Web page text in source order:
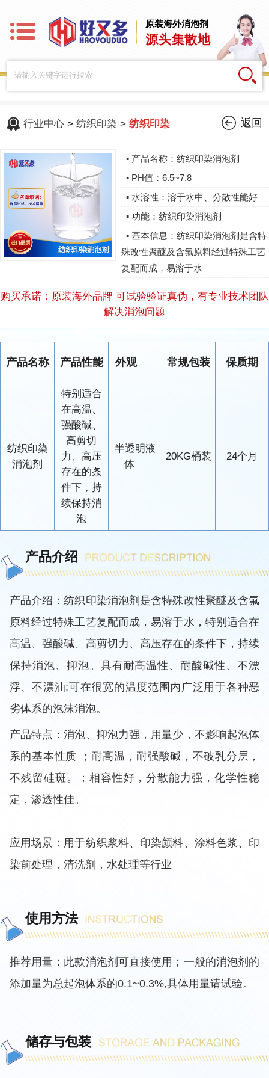
原装海外消泡剂
源头集散地
行业中心 >纺织印染 >纺织印染 返回
▪ 产品名称：纺织印染消泡剂
▪ PH值：6.5~7.8
▪ 水溶性：溶于水中、分散性能好
▪ 功能：纺织印染消泡剂
▪ 基本信息：纺织印染消泡剂是含特
殊改性聚醚及含氟原料经过特殊工艺
复配而成，易溶于水
购买承诺：原装海外品牌 可试验验证真伪，有专业技术团队
解决消泡问题
产品名称 产品性能 外观 常规包装 保质期
纺织印染
消泡剂
特别适合
在高温、
强酸碱、
高剪切
力、高压
存在的条
件下，持
续保持消
泡
半透明液
体
20KG桶装 24个月
产品介绍
产品介绍：纺织印染消泡剂是含特殊改性聚醚及含氟
原料经过特殊工艺复配而成，易溶于水，特别适合在
高温、强酸碱、高剪切力、高压存在的条件下，持续
保持消泡、抑泡。具有耐高温性、耐酸碱性、不漂
浮、不漂油;可在很宽的温度范围内广泛用于各种恶
劣体系的泡沫消泡。
产品特点：消泡、抑泡力强，用量少，不影响起泡体
系的基本性质 ；耐高温，耐强酸碱，不破乳分层，
不残留硅斑。；相容性好，分散能力强，化学性稳
定，渗透性佳。
应用场景：用于纺织浆料、印染颜料、涂料色浆、印
染前处理，清洗剂，水处理等行业
使用方法
推荐用量：此款消泡剂可直接使用；一般的消泡剂的
添加量为总起泡体系的0.1~0.3%,具体用量请试验。
储存与包装